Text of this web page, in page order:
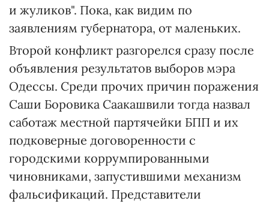
и жуликов". Пока, как видим по
заявлениям губернатора, от маленьких.
Второй конфликт разгорелся сразу после
объявления результатов выборов мэра
Одессы. Среди прочих причин поражения
Саши Боровика Саакашвили тогда назвал
саботаж местной партячейки БПП и их
подковерные договоренности с
городскими коррумпированными
чиновниками, запустившими механизм
фальсификаций. Представители